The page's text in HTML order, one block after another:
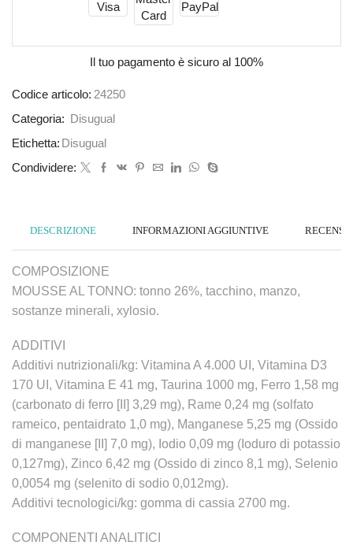
Il tuo pagamento è sicuro al 100%
Codice articolo: 24250
Categoria:
Disugual
Etichetta: Disugual
Condividere:
DESCRIZIONE INFORMAZIONI AGGIUNTIVE
COMPOSIZIONE
MOUSSE AL TONNO: tonno 26%, tacchino, manzo,
sostanze minerali, xylosio.
ADDITIVI
Additivi nutrizionali/kg: Vitamina A 4.000 UI, Vitamina D3
170 UI, Vitamina E 41 mg, Taurina 1000 mg, Ferro 1,58 mg
(carbonato di ferro [II] 3,29 mg), Rame 0,24 mg (solfato
rameico, pentaidrato 1,0 mg), Manganese 5,25 mg (Ossido
di manganese [II] 7,0 mg), Iodio 0,09 mg (Ioduro di potassio
0,127mg), Zinco 6,42 mg (Ossido di zinco 8,1 mg), Selenio
0,0054 mg (selenito di sodio 0,012mg).
Additivi tecnologici/kg: gomma di cassia 2700 mg.
COMPONENTI ANALITICI